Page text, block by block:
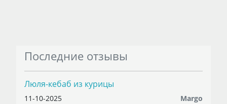
Последние отзывы
Люля-кебаб из курицы
11-10-2025
Margo